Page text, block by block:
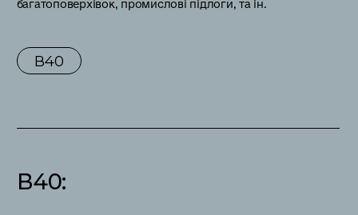
багатоповерхівок, промислові підлоги, та ін.
В40
В40: